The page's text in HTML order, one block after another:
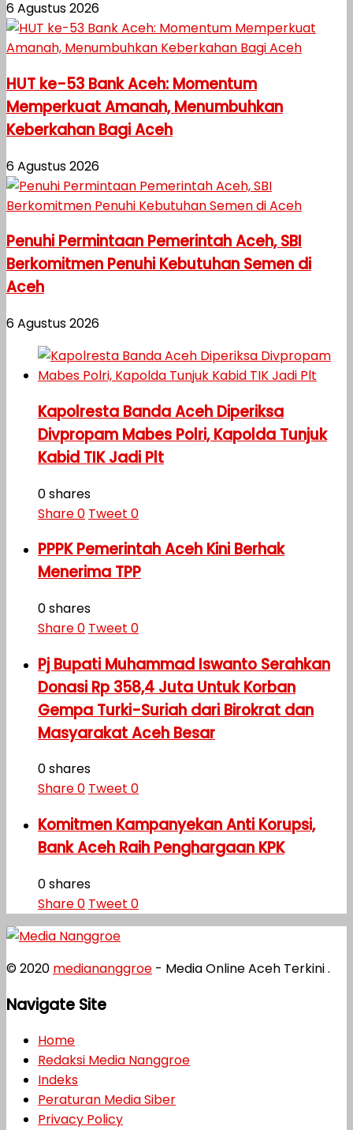
6 Agustus 2026
HUT ke-53 Bank Aceh: Momentum
Memperkuat Amanah, Menumbuhkan
Keberkahan Bagi Aceh
6 Agustus 2026
Penuhi Permintaan Pemerintah Aceh, SBI
Berkomitmen Penuhi Kebutuhan Semen di
Aceh
6 Agustus 2026
Kapolresta Banda Aceh Diperiksa
Divpropam Mabes Polri, Kapolda Tunjuk
Kabid TIK Jadi Plt
0 shares
Share0 Tweet 0
PPPK Pemerintah Aceh Kini Berhak
Menerima TPP
0 shares
Share0 Tweet 0
Pj Bupati Muhammad Iswanto Serahkan
Donasi Rp 358,4 Juta Untuk Korban
Gempa Turki-Suriah dari Birokrat dan
Masyarakat Aceh Besar
0 shares
Share0 Tweet 0
Komitmen Kampanyekan Anti Korupsi,
Bank Aceh Raih Penghargaan KPK
0 shares
Share0 Tweet 0
© 2020 mediananggroe - Media Online Aceh Terkini .
Navigate Site
Home
Redaksi Media Nanggroe
Indeks
Peraturan Media Siber
Privacy Policy